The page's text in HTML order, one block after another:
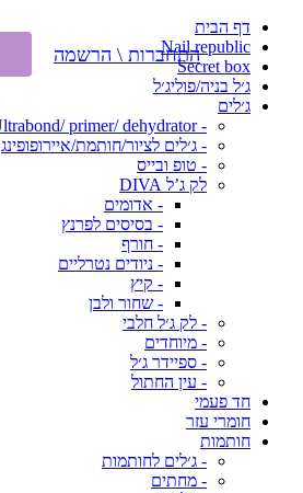
דף הבית
Nail republic
Secret box
ג׳ל בניה/פוליג׳ל
ג׳לים
- Ultrabond/ primer/ dehydrator
- ג׳לים לציור/חותמת/איירופופינג
- טופ ובייס
לק ג’ל DIVA
- אדומים
- בסיסים לפרנץ
- חורף
- ניודים נטרליים
- קיץ
- שחור ולבן
- לק ג׳ל חלבי
- מיוחדים
- ספיידר ג׳ל
- עין החתול
חד פעמי
חומרי עזר
חותמות
- ג׳לים לחותמות
- מחתים
התחברות \ הרשמה